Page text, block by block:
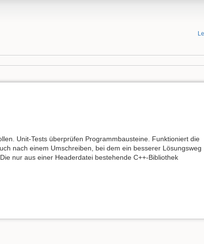
Unit-Tests überprüfen Programmbausteine. Funktioniert die
nach einem Umschreiben, bei dem ein besserer Lösungsweg
nur aus einer Headerdatei bestehende C++-Bibliothek